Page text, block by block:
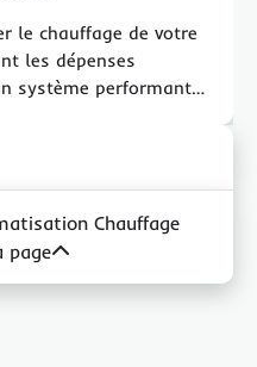
le chauffage de votre
les dépenses
système performant…
Chauffage
page